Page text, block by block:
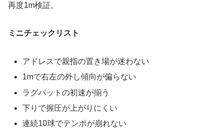
再度1m検証。
ミニチェックリスト
アドレスで親指の置き場が迷わない
1mで右左の外し傾向が偏らない
ラグパットの初速が揃う
下りで握圧が上がりにくい
連続10球でテンポが崩れない